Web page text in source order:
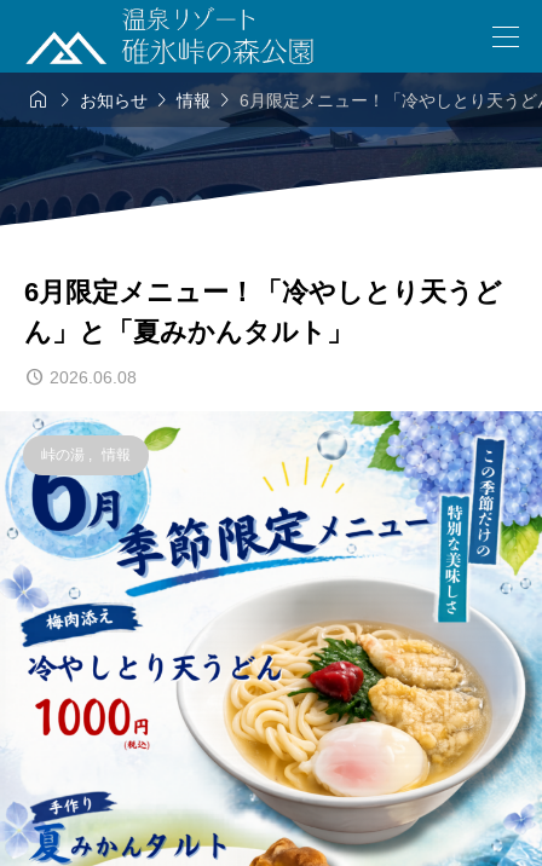
  お知らせ情報  6月限定メニュー！「冷やしとり天う
6月限定メニュー！「冷やしとり天うど
ん」と「夏みかんタルト」
2026.06.08
峠の湯 , 情報